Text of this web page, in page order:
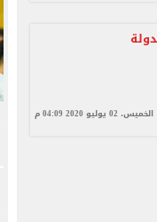
الخميس، 02 يوليو 2020 04:09 م